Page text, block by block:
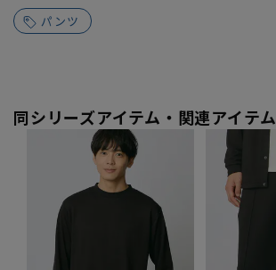
パンツ
同シリーズアイテム・関連アイテム